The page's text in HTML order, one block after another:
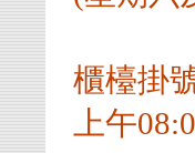
櫃檯掛
上午